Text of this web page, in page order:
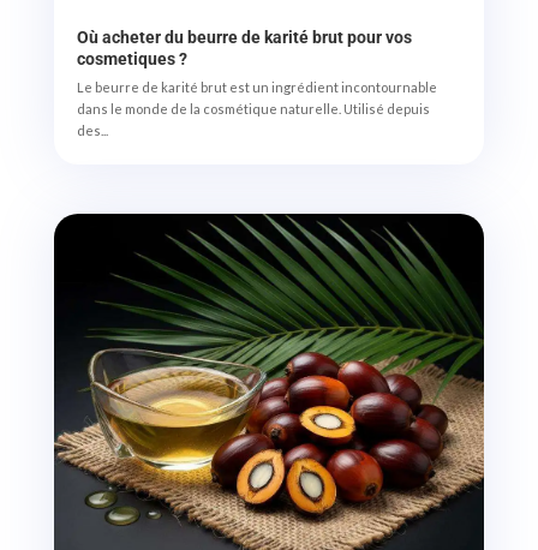
Où acheter du beurre de karité brut pour vos
cosmetiques ?
Le beurre de karité brut est un ingrédient incontournable
dans le monde de la cosmétique naturelle. Utilisé depuis
des...